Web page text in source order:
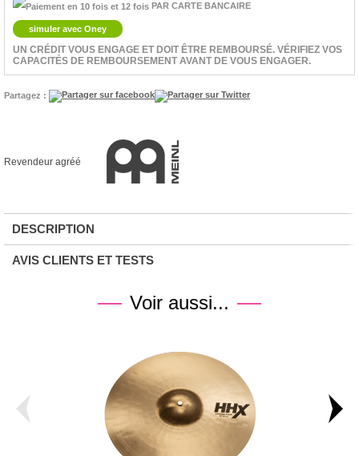
PAR CARTE BANCAIRE
simuler avec Oney
UN CRÉDIT VOUS ENGAGE ET DOIT ÊTRE REMBOURSÉ. VÉRIFIEZ VOS
CAPACITÉS DE REMBOURSEMENT AVANT DE VOUS ENGAGER.
Partagez :
Revendeur agréé
DESCRIPTION
AVIS CLIENTS ET TESTS
Voir aussi...